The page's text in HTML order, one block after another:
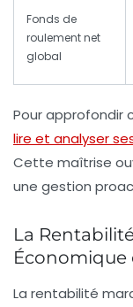
Fonds de
roulement net
global
Pour approfondir
lire et analyser
Cette maîtrise
une gestion
La
Économique
La rentabilité